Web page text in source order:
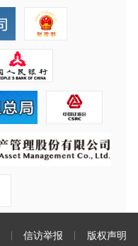
信访举报 版权声明